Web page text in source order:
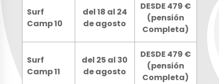
Surf
Camp 10
del 18 al 24
de agosto
DESDE 479 €
(pensión
Completa)
Surf
Camp 11
del 25 al 30
de agosto
DESDE 479 €
(pensión
Completa)